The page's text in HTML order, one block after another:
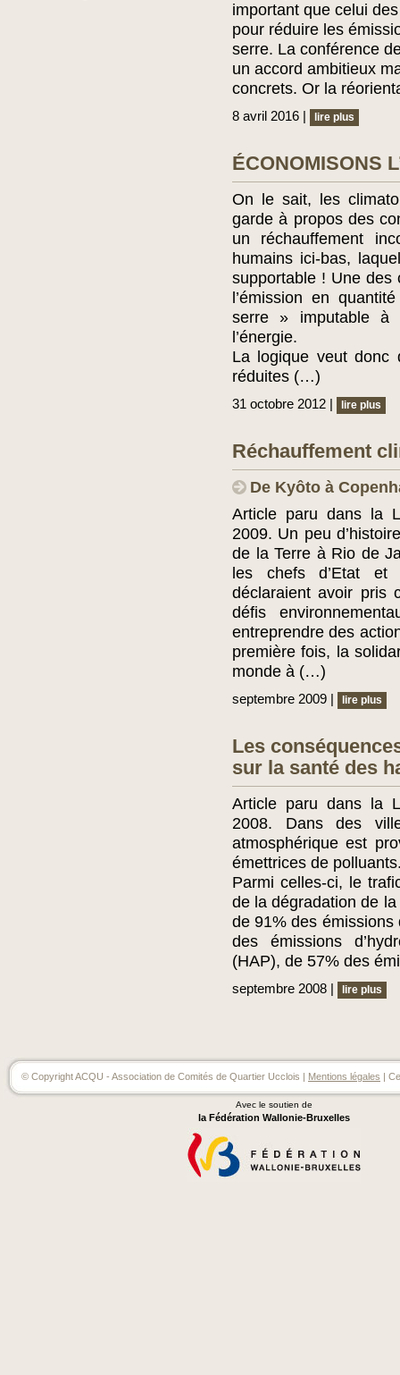
important que celui
pour réduire les
serre. La conférence
un accord ambitieux
concrets. Or la
8 avril 2016 | lire plus
ÉCONOMISONS
On le sait, les
garde à propos des
un réchauffement
humains ici-bas,
supportable ! Une des
l’émission en
serre » imputable à
l’énergie.
La logique veut donc
réduites (…)
31 octobre 2012 | lire plus
Réchauffement
De Kyôto à
Article paru dans la
2009. Un peu
de la Terre à Rio de
les chefs d’Etat et
déclaraient avoir pris
défis
entreprendre des
première fois, la
monde à (…)
septembre 2009 | lire plus
Les
sur la santé des
Article paru dans la
2008. Dans des
atmosphérique est
émettrices de
Parmi celles-ci, le
de la dégradation de la
de 91% des
des émissions
(HAP), de 57% des
septembre 2008 | lire plus
© Copyright ACQU - Association de Comités de Quartier Ucclois | Mentions légales |
Avec le soutien de
la Fédération Wallonie-Bruxelles